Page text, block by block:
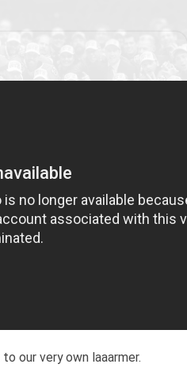
our very own laaarmer.